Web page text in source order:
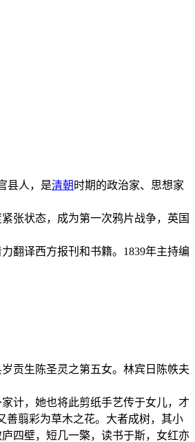
县人，是清朝 时期的政治家、思想家
张状态，成为第一次鸦片战争，英国
翻译西方报刊和书籍。1839年主持编
贡生陈圣灵之第五女。林宾日陈帙夫
计，她也将此剪纸手艺传于女儿，才
善翦彩为草木之花。大者成树，其小
四壁，短几一檠，读书于斯，女红亦